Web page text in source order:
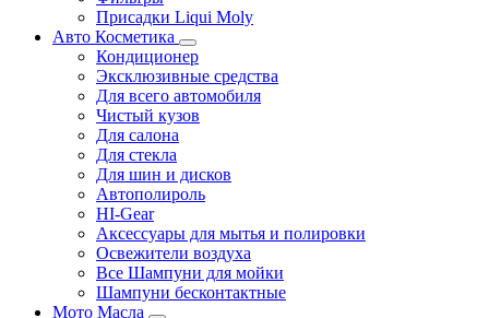
Присадки Liqui Moly
Авто Косметика
Кондиционер
Эксклюзивные средства
Для всего автомобиля
Чистый кузов
Для салона
Для стекла
Для шин и дисков
Автополироль
HI-Gear
Аксессуары для мытья и полировки
Освежители воздуха
Все Шампуни для мойки
Шампуни бесконтактные
Мото Масла